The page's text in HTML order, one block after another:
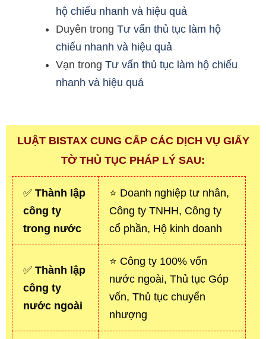
hộ chiếu nhanh và hiệu quả
Duyên trong Tư vấn thủ tục làm hộ
chiếu nhanh và hiệu quả
Vạn trong Tư vấn thủ tục làm hộ chiếu
nhanh và hiệu quả
LUẬT BISTAX CUNG CẤP CÁC DỊCH VỤ GIẤY
TỜ THỦ TỤC PHÁP LÝ SAU:
✅ Thành lập
công ty
trong nước
⭐ Doanh nghiệp tư nhân,
Công ty TNHH, Công ty
cổ phần, Hộ kinh doanh
✅ Thành lập
công ty
nước ngoài
⭐ Công ty 100% vốn
nước ngoài, Thủ tục Góp
vốn, Thủ tục chuyển
nhượng